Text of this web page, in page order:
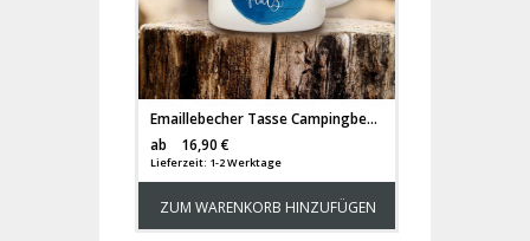
Emaillebecher Tasse Campingbecher maritim Welle mit Spruch "Du bist mein Platz" Geschenk eb133
ab
16,90 €
Lieferzeit: 1-2 Werktage
ZUM WARENKORB HINZUFÜGEN